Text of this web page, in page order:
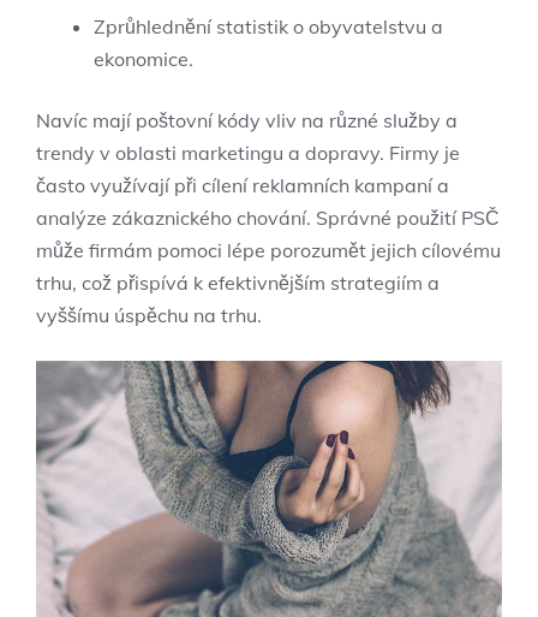
Zprůhlednění statistik o obyvatelstvu a
ekonomice.
Navíc⁣ mají poštovní kódy vliv‌ na⁤ různé služby a‌
trendy v ⁤oblasti‍ marketingu a dopravy. Firmy je
často ‌využívají‌ při cílení ⁢reklamních kampaní a
analýze zákaznického chování. Správné použití​ PSČ
může‍ firmám pomoci lépe​ porozumět jejich ‌cílovému
trhu,⁣ což přispívá k efektivnějším strategiím⁢ a
vyššímu úspěchu na trhu.